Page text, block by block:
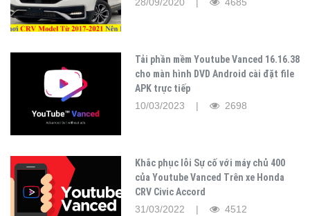
Tải phần mềm Youtube Vanced 16.16.38
cho màn hình DVD Android cài đặt file
APK trực tiếp
10/03/2023 |
2698
Khắc phục lỗi Sự cố với máy chủ 400
của Youtube Vanced Trên xe Honda
CRV Civic Accord
31/03/2022 |
4512